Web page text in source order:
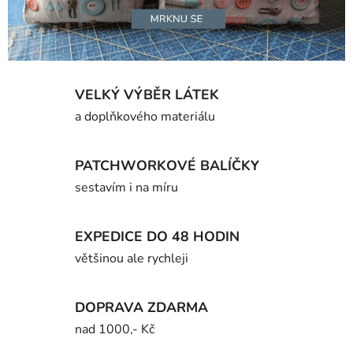
r
k
VELKÝ VÝBĚR LÁTEK
a doplňkového materiálu
PATCHWORKOVÉ BALÍČKY
sestavím i na míru
EXPEDICE DO 48 HODIN
většinou ale rychleji
DOPRAVA ZDARMA
nad 1000,- Kč